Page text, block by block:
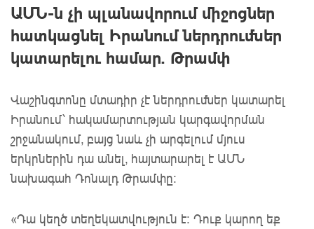
ԱՄՆ-ն չի պլանավորում միջոցներ
հատկացնել Իրանում ներդրումներ
կատարելու համար. Թրամփ
Վաշինգտոնը մտադիր չէ ներդրումներ կատարել
Իրանում՝ հակամարտության կարգավորման
շրջանակում, բայց նաև չի արգելում մյուս
երկրներին դա անել, հայտարարել է ԱՄՆ
նախագահ Դոնալդ Թրամփը։
«Դա կեղծ տեղեկատվություն է: Դուք կարող եք